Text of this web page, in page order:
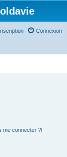
Connexion
me connecter ?!